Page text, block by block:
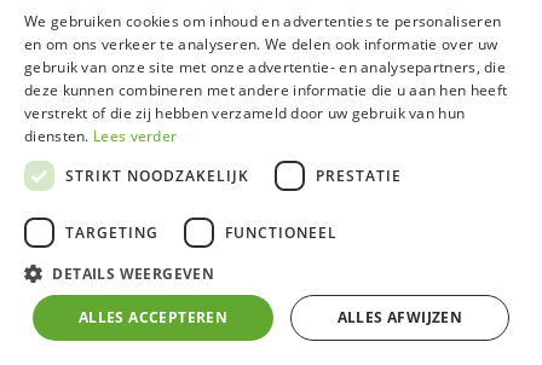
Opsteker dakraam
Ons contacteren
GERMAN
FRENCH
We gebruiken cookies om inhoud en advertenties te personaliseren
en om ons verkeer te analyseren. We delen ook informatie over uw
gebruik van onze site met onze advertentie- en analysepartners, die
deze kunnen combineren met andere informatie die u aan hen heeft
verstrekt of die zij hebben verzameld door uw gebruik van hun
diensten. Lees verder
STRIKT NOODZAKELIJK
PRESTATIE
TARGETING FUNCTIONEEL
DETAILS WEERGEVEN
ALLES ACCEPTEREN ALLES AFWIJZEN